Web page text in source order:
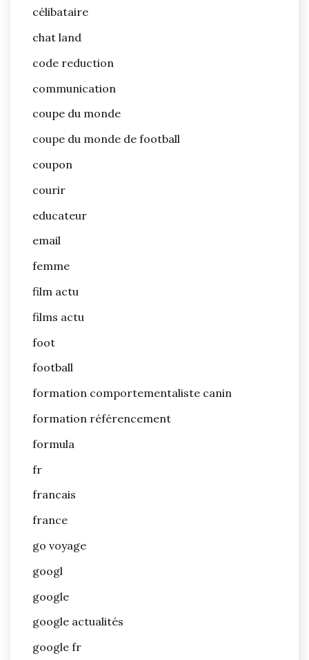
célibataire
chat land
code reduction
communication
coupe du monde
coupe du monde de football
coupon
courir
educateur
email
femme
film actu
films actu
foot
football
formation comportementaliste canin
formation référencement
formula
fr
francais
france
go voyage
googl
google
google actualités
google fr